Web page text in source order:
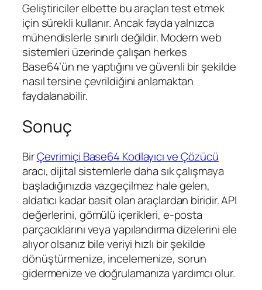
Geliştiriciler elbette bu araçları test etmek
için sürekli kullanır. Ancak fayda yalnızca
mühendislerle sınırlı değildir. Modern web
sistemleri üzerinde çalışan herkes
Base64’ün ne yaptığını ve güvenli bir şekilde
nasıl tersine çevrildiğini anlamaktan
faydalanabilir.
Sonuç
BirÇevrimiçi Base64 Kodlayıcı ve Çözücü
aracı, dijital sistemlerle daha sık çalışmaya
başladığınızda vazgeçilmez hale gelen,
aldatıcı kadar basit olan araçlardan biridir. API
değerlerini, gömülü içerikleri, e-posta
parçacıklarını veya yapılandırma dizelerini ele
alıyor olsanız bile veriyi hızlı bir şekilde
dönüştürmenize, incelemenize, sorun
gidermenize ve doğrulamanıza yardımcı olur.